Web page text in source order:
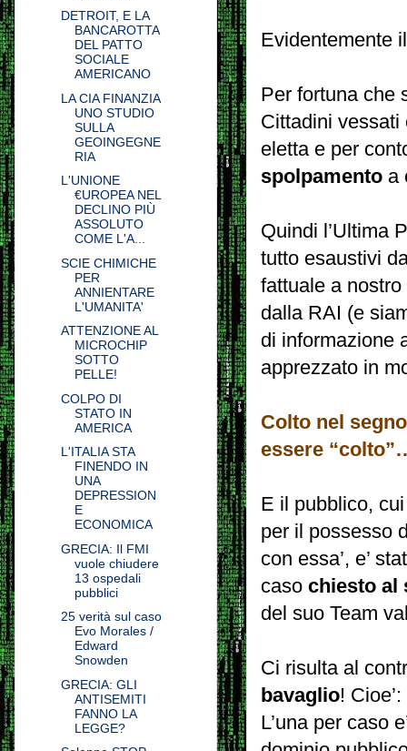
Evidentemente
Per fortuna che
Cittadini
eletta e per
spolpamento a
Quindi l’Ultima
tutto esaustivi
fattuale a
dalla RAI (e
di informazione
apprezzato in
Colto nel
essere
E il pubblico,
per il possesso
con essa’, e’
caso chiesto al
del suo Team
Ci risulta al
bavaglio!
L’una per caso
DETROIT, E LA
BANCAROTTA
DEL PATTO
SOCIALE
AMERICANO
LA CIA FINANZIA
UNO STUDIO
SULLA
GEOINGEGNE
RIA
L'UNIONE
€UROPEA NEL
DECLINO PIÙ
ASSOLUTO
COME L'A...
SCIE CHIMICHE
PER
ANNIENTARE
L'UMANITA'
ATTENZIONE AL
MICROCHIP
SOTTO
PELLE!
COLPO DI
STATO IN
AMERICA
L'ITALIA STA
FINENDO IN
UNA
DEPRESSION
E
ECONOMICA
GRECIA: Il FMI
vuole chiudere
13 ospedali
pubblici
25 verità sul caso
Evo Morales /
Edward
Snowden
GRECIA: GLI
ANTISEMITI
FANNO LA
LEGGE?